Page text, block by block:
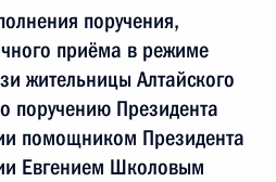
поручения,
приёма в режиме
жительницы Алтайского
поручению Президента
помощником Президента
Евгением Школовым